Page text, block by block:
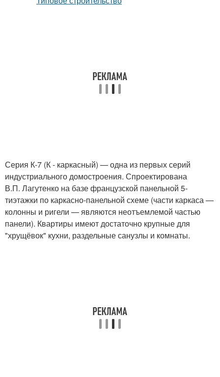
Серия К-7 (К - каркасный) — одна из первых серий
индустриального домостроения. Спроектирована
В.П. Лагутенко на базе французской панельной 5-
тиэтажки по каркасно-панельной схеме (части каркаса —
колонны и ригели — являются неотъемлемой частью
панели). Квартиры имеют достаточно крупные для
"хрущёвок" кухни, раздельные санузлы и комнаты.